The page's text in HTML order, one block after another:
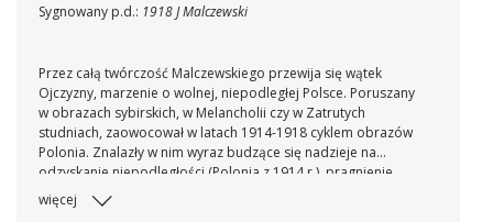
Sygnowany p.d.: 1918 J Malczewski
Przez całą twórczość Malczewskiego przewija się wątek
Ojczyzny, marzenie o wolnej, niepodległej Polsce. Poruszany
w obrazach sybirskich, w Melancholii czy w Zatrutych
studniach, zaowocował w latach 1914-1918 cyklem obrazów
Polonia. Znalazły w nim wyraz budzące się nadzieje na
odzyskanie niepodległości (Polonia z 1914 r.), pragnienie
czynu, a wreszcie wyjście z niewoli i symboliczne zrzucenie
kajdan. Z roku 1918 pochodzą dwa obrazy z Muzeum
więcej